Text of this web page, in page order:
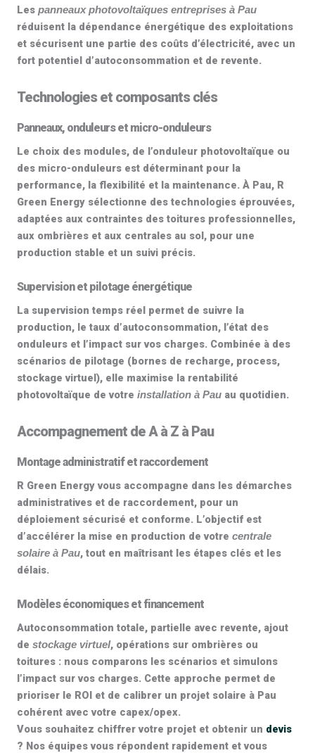
Les panneaux photovoltaïques entreprises à Pau
réduisent la dépendance énergétique des exploitations
et sécurisent une partie des coûts d’électricité, avec un
fort potentiel d’autoconsommation et de revente.
Technologies et composants clés
Panneaux, onduleurs et micro-onduleurs
Le choix des modules, de l’onduleur photovoltaïque ou
des micro-onduleurs est déterminant pour la
performance, la flexibilité et la maintenance. À Pau, R
Green Energy sélectionne des technologies éprouvées,
adaptées aux contraintes des toitures professionnelles,
aux ombrières et aux centrales au sol, pour une
production stable et un suivi précis.
Supervision et pilotage énergétique
La supervision temps réel permet de suivre la
production, le taux d’autoconsommation, l’état des
onduleurs et l’impact sur vos charges. Combinée à des
scénarios de pilotage (bornes de recharge, process,
stockage virtuel), elle maximise la rentabilité
photovoltaïque de votre installation à Pau au quotidien.
Accompagnement de A à Z à Pau
Montage administratif et raccordement
R Green Energy vous accompagne dans les démarches
administratives et de raccordement, pour un
déploiement sécurisé et conforme. L’objectif est
d’accélérer la mise en production de votre centrale
solaire à Pau, tout en maîtrisant les étapes clés et les
délais.
Modèles économiques et financement
Autoconsommation totale, partielle avec revente, ajout
de stockage virtuel, opérations sur ombrières ou
toitures : nous comparons les scénarios et simulons
l’impact sur vos charges. Cette approche permet de
prioriser le ROI et de calibrer un projet solaire à Pau
cohérent avec votre capex/opex.
Vous souhaitez chiffrer votre projet et obtenir un devis
? Nos équipes vous répondent rapidement et vous